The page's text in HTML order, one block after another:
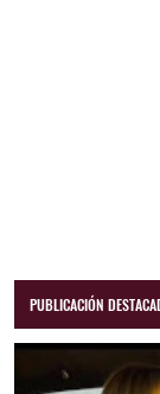
PUBLICACIÓN